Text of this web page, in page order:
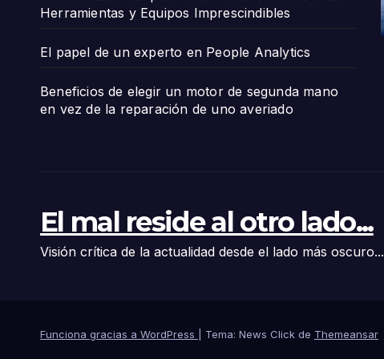
Herramientas y Equipos Imprescindibles
El papel de un experto en People Analytics
Beneficios de elegir un motor de segunda mano
en vez de la reparación de uno averiado
El mal reside al otro lado...
Visión crítica de la actualidad desde el lado más oscuro...
Funciona gracias a WordPress Tema: News Click de Themeansar